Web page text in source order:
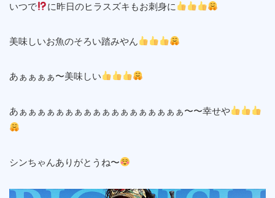
いつで に昨日のヒラスズキもお刺身に
美味しいお魚のそろい踏みやん
あぁぁぁぁ〜美味しい
あぁぁぁぁぁぁぁぁぁぁぁぁぁぁぁぁぁぁ〜〜幸せや
シンちゃんありがとうね〜